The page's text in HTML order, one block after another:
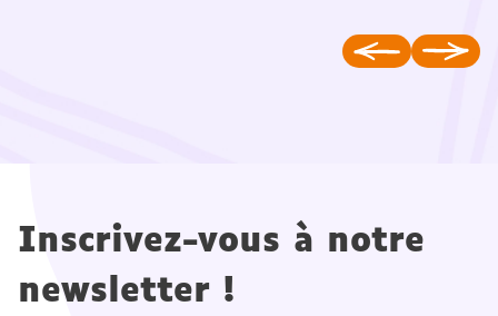
Inscrivez-vous à notre
newsletter !